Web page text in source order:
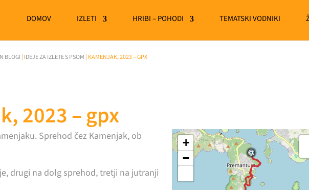
DOMOV IZLETI HRIBI – POHODI TEMATSKI VODNIKI
BLOGI | IDEJE ZA IZLETE S PSOM | KAMENJAK, 2023 – GPX
2023 – gpx
Sprehod čez Kamenjak, ob
drugi na dolg sprehod, tretji na jutranji
+
−